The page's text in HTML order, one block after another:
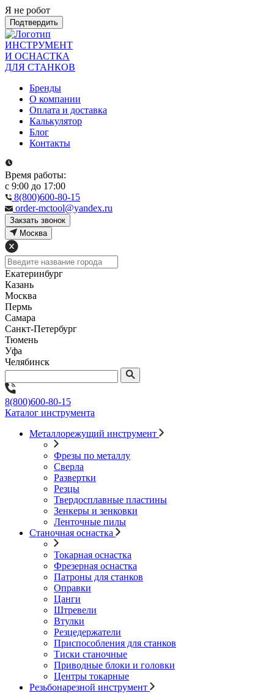
Я не робот
Подтвердить
ИНСТРУМЕНТ
И ОСНАСТКА
ДЛЯ СТАНКОВ
Бренды
О компании
Оплата и доставка
Калькулятор
Блог
Контакты
Время работы:
с 9:00 до 17:00
8(800)600-80-15
order-mctool@yandex.ru
Закзать звонок
Москва
Екатеринбург
Казань
Москва
Пермь
Самара
Санкт-Петербург
Тюмень
Уфа
Челябинск
8(800)600-80-15
Каталог инструмента
Металлорежущий инструмент
Фрезы по металлу
Сверла
Развертки
Резцы
Твердосплавные пластины
Зенкеры и зенковки
Ленточные пилы
Станочная оснастка
Токарная оснастка
Фрезерная оснастка
Патроны для станков
Оправки
Цанги
Штревели
Втулки
Резцедержатели
Приспособления для станков
Тиски станочные
Приводные блоки и головки
Центры токарные
Резьбонарезной инструмент